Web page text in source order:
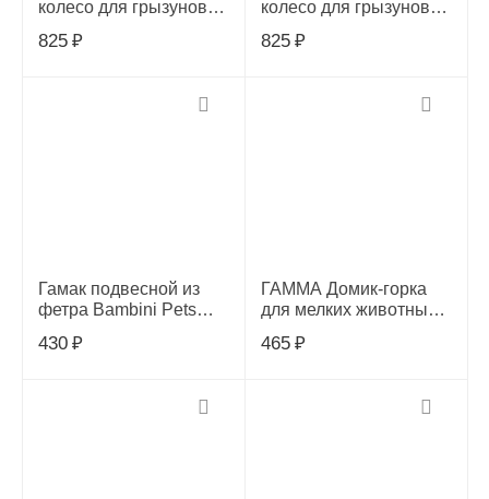
колесо для грызунов
красный, 206035
825 ₽
колесо для грызунов
желтый, 206036
825 ₽
Гамак подвесной из
фетра Bambini Pets
мешок" для грызунов и
430 ₽
ГАММА Домик-горка
для мелких животных
210*105*105мм
465 ₽